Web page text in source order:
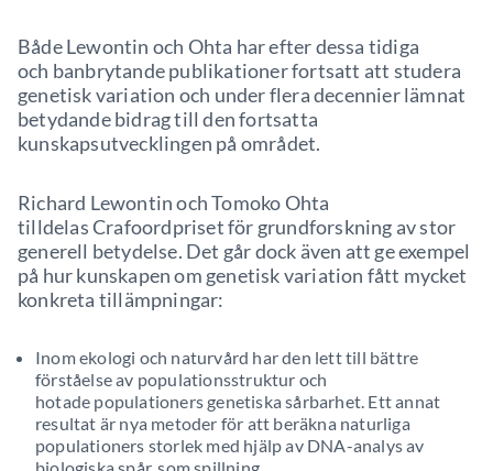
Både Lewontin och Ohta har efter dessa tidiga
och banbrytande publikationer fortsatt att studera
genetisk variation och under flera decennier lämnat
betydande bidrag till den fortsatta
kunskapsutvecklingen på området.
Richard Lewontin och Tomoko Ohta
tilldelas Crafoordpriset för grundforskning av stor
generell betydelse. Det går dock även att ge exempel
på hur kunskapen om genetisk variation fått mycket
konkreta tillämpningar:
Inom ekologi och naturvård har den lett till bättre
förståelse av populationsstruktur och
hotade populationers genetiska sårbarhet. Ett annat
resultat är nya metoder för att beräkna naturliga
populationers storlek med hjälp av DNA-analys av